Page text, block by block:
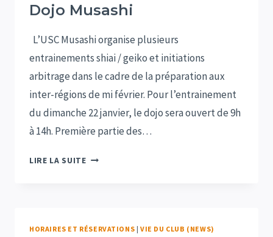
Dojo Musashi
L’USC Musashi organise plusieurs
entrainements shiai / geiko et initiations
arbitrage dans le cadre de la préparation aux
inter-régions de mi février. Pour l’entrainement
du dimanche 22 janvier, le dojo sera ouvert de 9h
à 14h. Première partie des…
LIRE LA SUITEENTRAINEMENT
2023
HORAIRES ET RÉSERVATIONS |VIE DU CLUB (NEWS)